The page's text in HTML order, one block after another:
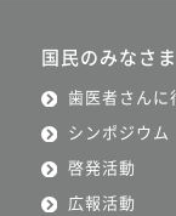
国民のみなさま
歯医者さんに
シンポジウム
啓発活動
広報活動